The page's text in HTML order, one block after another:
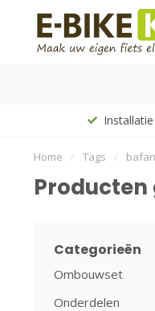
Home / Tags /
Categorieën
Ombouwset
Onderdelen